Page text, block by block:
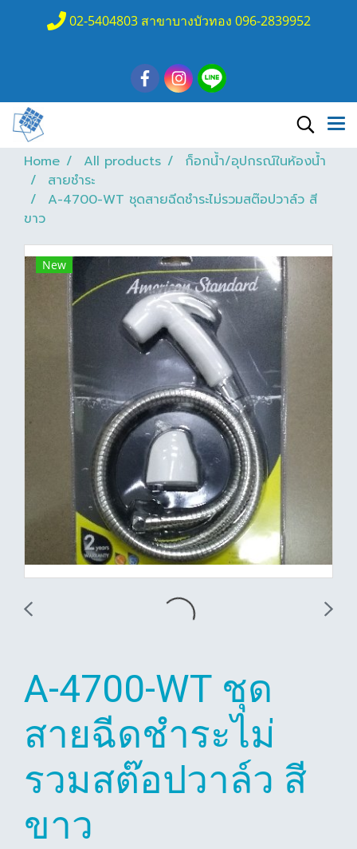
02-5404803 สาขาบางบัวทอง 096-2839952
Home All products
ก็อกน้ำ/อุปกรณ์ในห้องน้ำ
สายชำระ
A-4700-WT ชุดสายฉีดชำระไม่รวมสต๊อปวาล์ว สี
ขาว
New
A-4700-WT ชุด
สายฉีดชำระไม่
รวมสต๊อปวาล์ว สี
ขาว